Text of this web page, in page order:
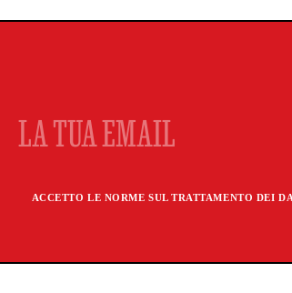
ACCETTO LE NORME SUL TRATTAMENTO DEI